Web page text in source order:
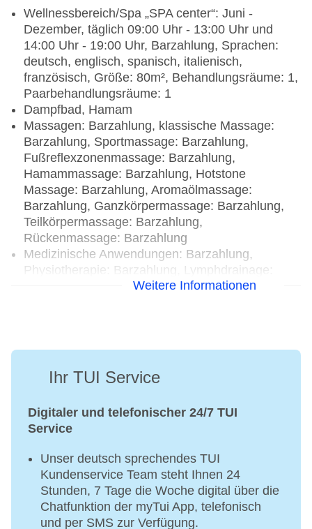
Wellnessbereich/Spa „SPA center“: Juni -
Dezember, täglich 09:00 Uhr - 13:00 Uhr und
14:00 Uhr - 19:00 Uhr, Barzahlung, Sprachen:
deutsch, englisch, spanisch, italienisch,
französisch, Größe: 80m², Behandlungsräume: 1,
Paarbehandlungsräume: 1
Dampfbad, Hamam
Massagen: Barzahlung, klassische Massage:
Barzahlung, Sportmassage: Barzahlung,
Fußreflexzonenmassage: Barzahlung,
Hamammassage: Barzahlung, Hotstone
Massage: Barzahlung, Aromaölmassage:
Barzahlung, Ganzkörpermassage: Barzahlung,
Teilkörpermassage: Barzahlung,
Rückenmassage: Barzahlung
Medizinische Anwendungen: Barzahlung,
Physiotherapie: Barzahlung, Lymphdrainage:
Aging: Barzahlung, Cellulite-Behandlung:
Gesichtsbehandlung: Barzahlung, Maniküre:
Weitere Informationen
Ihr TUI Service
Digitaler und telefonischer 24/7 TUI
Service
Unser deutsch sprechendes TUI
Kundenservice Team steht Ihnen 24
Stunden, 7 Tage die Woche digital über die
Chatfunktion der myTui App, telefonisch
und per SMS zur Verfügung.